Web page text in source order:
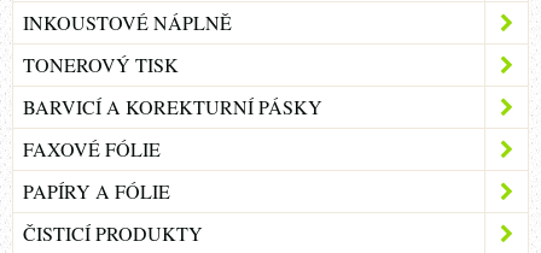
INKOUSTOVÉ NÁPLNĚ
TONEROVÝ TISK
BARVICÍ A KOREKTURNÍ PÁSKY
FAXOVÉ FÓLIE
PAPÍRY A FÓLIE
ČISTICÍ PRODUKTY